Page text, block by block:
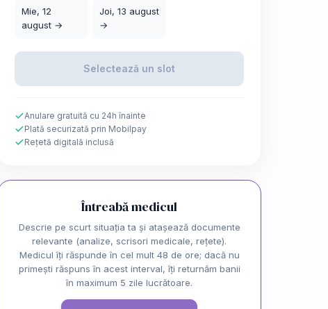
Mie, 12
august →
Joi, 13 august
→
Selectează un slot
Anulare gratuită cu 24h înainte
Plată securizată prin Mobilpay
Rețetă digitală inclusă
Întreabă medicul
Descrie pe scurt situația ta și atașează documente
relevante (analize, scrisori medicale, rețete).
Medicul îți răspunde în cel mult 48 de ore; dacă nu
primești răspuns în acest interval, îți returnăm banii
în maximum 5 zile lucrătoare.